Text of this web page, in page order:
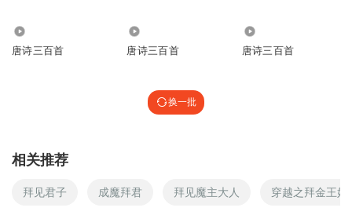
回复 @ 听友187195749
听友188910219
唐诗三百首 唐诗三百首 唐诗三百首
换一批
相关推荐
拜见君子 成魔拜君 拜见魔主大人 穿越之拜金王妃